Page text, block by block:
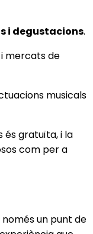
i degustacions.
i mercats de
musicals
és gratuïta, i la
com per a
només un punt de